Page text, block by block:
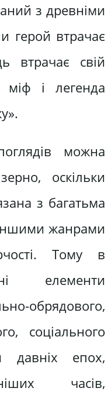
з древніми
герой втрачає
втрачає свій
міф і легенда
можна
оскільки
з багатьма
жанрами
Тому в
елементи
обрядового,
соціального
давніх епох,
часів,